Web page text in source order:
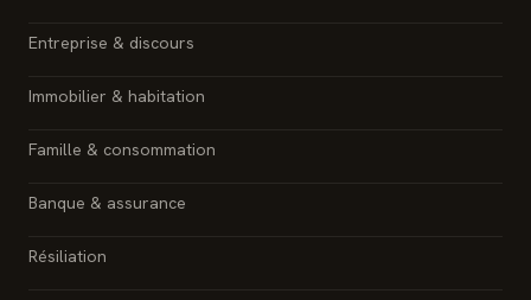
Entreprise & discours
Immobilier & habitation
Famille & consommation
Banque & assurance
Résiliation